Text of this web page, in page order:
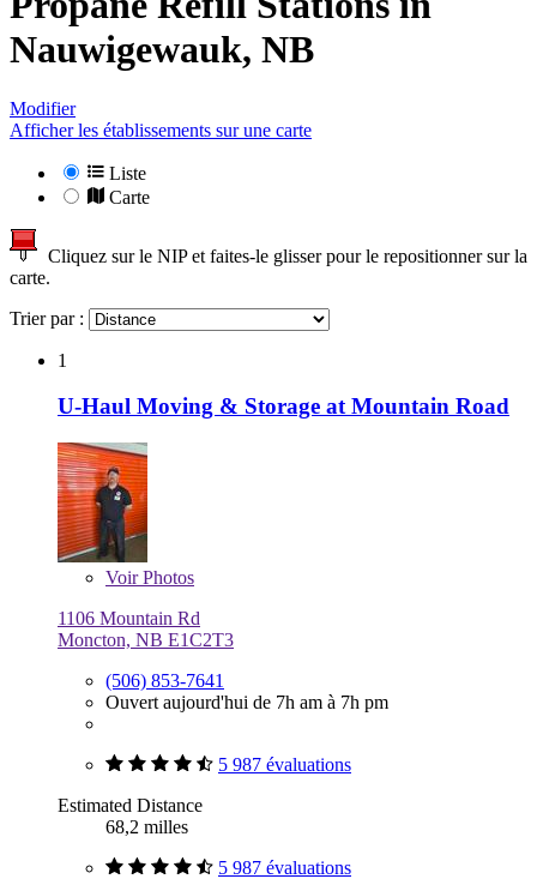
Nauwigewauk, NB
Modifier
Afficher les établissements sur une carte
Liste
Carte
Cliquez sur le NIP et faites-le glisser pour le repositionner sur la
carte.
Trier par :
1
U-Haul Moving & Storage at Mountain Road
VoirPhotos
1106 Mountain Rd
Moncton, NB E1C2T3
(506) 853-7641
Ouvert aujourd'hui de 7h am à 7h pm
5 987 évaluations
Estimated Distance
68,2 milles
5 987 évaluations